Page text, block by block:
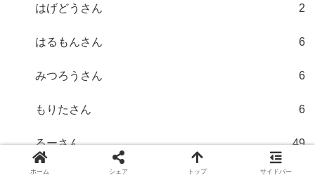
はげどうさん 2
はるもんさん 6
みつろうさん 6
もりたさん 6
るーさん 49
アクアさん「不倫」
ホーム シェア トップ サイドバー